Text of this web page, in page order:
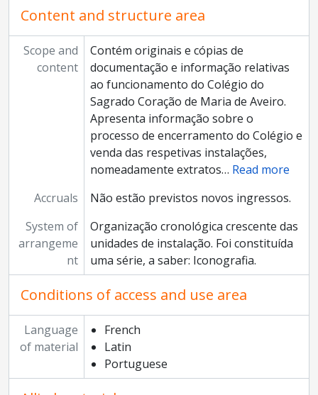
Content and structure area
Scope and
content
Contém originais e cópias de
documentação e informação relativas
ao funcionamento do Colégio do
Sagrado Coração de Maria de Aveiro.
Apresenta informação sobre o
processo de encerramento do Colégio e
venda das respetivas instalações,
nomeadamente extratos… Read more
Accruals
Não estão previstos novos ingressos.
System of
arrangeme
nt
Organização cronológica crescente das
unidades de instalação. Foi constituída
uma série, a saber: Iconografia.
Conditions of access and use area
Language
of material
French
Latin
Portuguese